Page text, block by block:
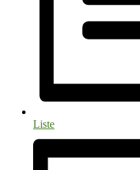
Liste